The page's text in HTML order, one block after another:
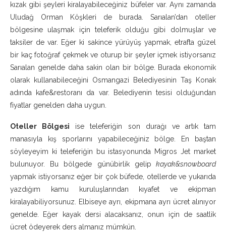
kızak gibi şeyleri kiralayabileceğiniz büfeler var. Aynı zamanda
Uludağ Orman Köşkleri de burada. Sarıalan’dan oteller
bölgesine ulaşmak için teleferik olduğu gibi dolmuşlar ve
taksiler de var. Eğer ki sakince yürüyüş yapmak, etrafta güzel
bir kaç fotoğraf çekmek ve oturup bir şeyler içmek istiyorsanız
Sarıalan genelde daha sakin olan bir bölge. Burada ekonomik
olarak kullanabileceğini Osmangazi Belediyesinin Taş Konak
adında kafe&restoranı da var. Belediyenin tesisi olduğundan
fiyatlar genelden daha uygun.
Oteller Bölgesi ise teleferiğin son durağı ve artık tam
manasıyla kış sporlarını yapabileceğiniz bölge. En baştan
söyleyeyim ki teleferiğin bu istasyonunda Migros Jet market
bulunuyor. Bu bölgede günübirlik gelip kayak&snowboard
yapmak istiyorsanız eğer bir çok büfede, otellerde ve yukarıda
yazdığım kamu kuruluşlarından kıyafet ve ekipman
kiralayabiliyorsunuz. Elbiseye ayrı, ekipmana ayrı ücret alınıyor
genelde. Eğer kayak dersi alacaksanız, onun için de saatlik
ücret ödeyerek ders almanız mümkün.